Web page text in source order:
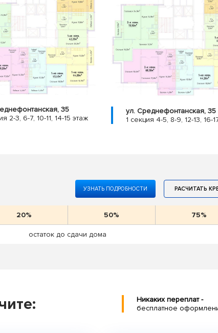
35
2-3, 6-7, 10-11, 14-15 этаж
ул. Среднефонтанская, 35
1 секция 4-5, 8-9, 12-13, 16-
РАСЧИТАТЬ
УЗНАТЬ ПОДРОБНОСТИ
20% 50% 75%
остаток до сдачи дома
Никаких переплат -
бесплатное